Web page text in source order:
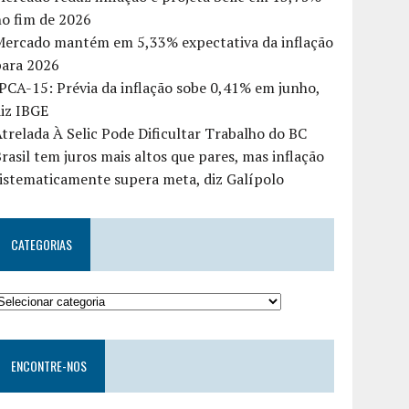
fim de 2026
mantém em 5,33% expectativa da inflação
2026
15: Prévia da inflação sobe 0,41% em junho,
IBGE
À Selic Pode Dificultar Trabalho do BC
tem juros mais altos que pares, mas inflação
supera meta, diz Galípolo
CATEGORIAS
ENCONTRE-NOS